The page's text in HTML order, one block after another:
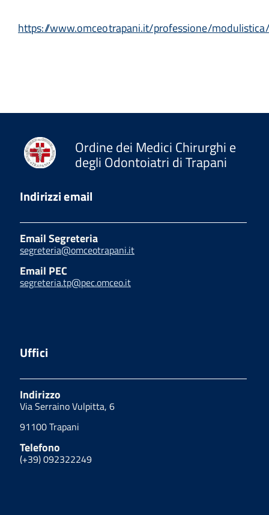
https://www.omceotrapani.it/professione/
Ordine dei Medici Chirurghi e
degli Odontoiatri di Trapani
Indirizzi email
Email Segreteria
segreteria@omceotrapani.it
Email PEC
segreteria.tp@pec.omceo.it
Uffici
Indirizzo
Via Serraino Vulpitta, 6
91100 Trapani
Telefono
(+39) 092322249